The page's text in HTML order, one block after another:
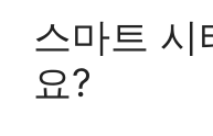
스마트 시
요?